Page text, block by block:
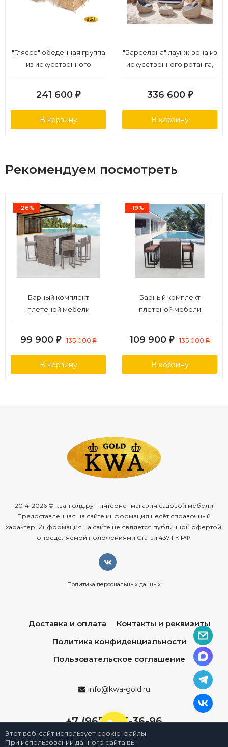
"Гляссе" обеденная группа
из искусственного
241 600 ₽
В корзину
"Барселона" лаунж-зона из
искусственного ротанга,
336 600 ₽
В корзину
Рекомендуем посмотреть
-26%
Барный комплект
плетеной мебели
99 900 ₽ 135 000₽
В корзину
-19%
Барный комплект
плетеной мебели
109 900 ₽ 135 000₽
В корзину
2014-2026 © ква-голд.ру - интернет магазин садовой мебели
Предоставленная на сайте информация несёт справочный
характер. Информация на сайте не является публичной офертой,
определяемой положениями Статьи 437 ГК РФ.
Политика персональных данных
Доставка и оплата
Контакты и реквизиты
Политика конфиденциальности
Пользовательское соглашение
info@kwa-gold.ru
+7 (967) 013-36-96
Этот веб-сайт использует cookie-файлы.
При использовании данного сайта вы